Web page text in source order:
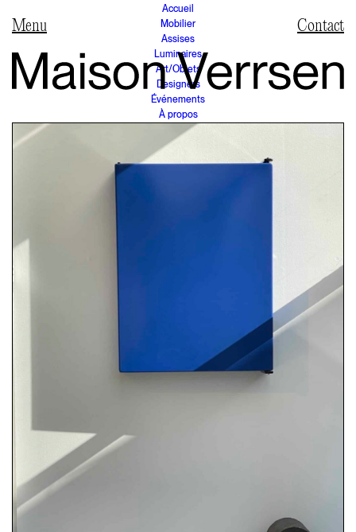
Contact
Accueil
Mobilier
Assises
Luminaires
Art/Objets
Designers
Événements
À propos